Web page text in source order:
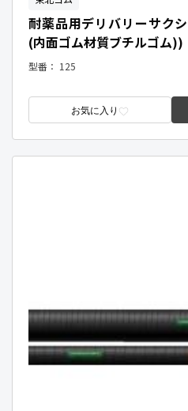
耐薬品用デリバリーサク
(内面ゴム材質ブチルゴム))
型番： 125
お気に入り